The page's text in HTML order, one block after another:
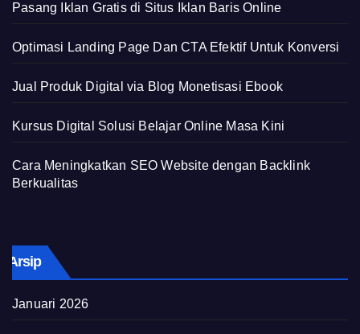
Pasang Iklan Gratis di Situs Iklan Baris Online
Optimasi Landing Page Dan CTA Efektif Untuk Konversi
Jual Produk Digital via Blog Monetisasi Ebook
Kursus Digital Solusi Belajar Online Masa Kini
Cara Meningkatkan SEO Website dengan Backlink
Berkualitas
Arsip
Januari 2026